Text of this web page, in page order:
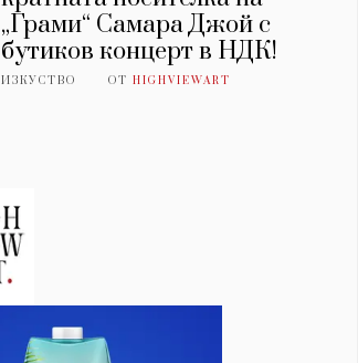
„Грами“ Самара Джой с
бутиков концерт в НДК!
ИЗКУСТВО ОТHIGHVIEWART